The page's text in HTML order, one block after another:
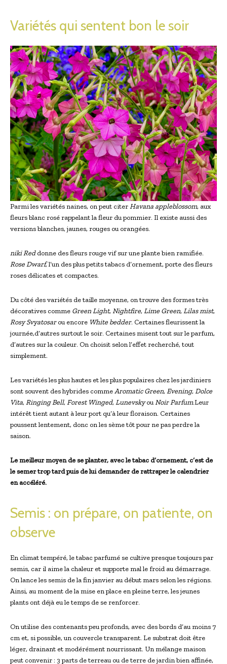
Variétés qui sentent bon le soir
Parmi les variétés naines, on peut citerHavana appleblossom, aux
fleurs blanc rosé rappelant la fleur du pommier. Il existe aussi des
versions blanches, jaunes, rouges ou orangées.
niki Reddonne des fleurs rouge vif sur une plante bien ramifiée.
Rose Dwarf, l’un des plus petits tabacs d’ornement, porte des fleurs
roses délicates et compactes.
Du côté des variétés de taille moyenne, on trouve des formes très
décoratives comme Green Light, Nightfire, Lime Green, Lilas mist,
Rosy Svyatosarou encore White bedder. Certaines fleurissent la
journée,d’autres surtout le soir. Certaines misent tout sur le parfum,
d’autres sur la couleur. On choisit selon l’effet recherché, tout
simplement.
Les variétés les plus hautes et les plus populaires chez les jardiniers
sont souvent des hybrides commeAromatic Green, Evening, Dolce
Vita, Ringing Bell, Forest Winged, LunevskyouNoir Parfum.Leur
intérêt tient autant à leur port qu’à leur floraison. Certaines
poussent lentement, donc on les sème tôt pour ne pas perdre la
saison.
Le meilleur moyen de se planter, avec le tabac d’ornement, c’est de
le semer trop tard puis de lui demander de rattraper le calendrier
en accéléré.
Semis : on prépare, on patiente, on
observe
En climat tempéré, le tabac parfumé se cultive presque toujours par
semis, car il aime la chaleur et supporte mal le froid au démarrage.
On lance les semis de la fin janvier au début mars selon les régions.
Ainsi, au moment de la mise en place en pleine terre, les jeunes
plants ont déjà eu le temps de se renforcer.
On utilise des contenants peu profonds, avec des bords d’au moins 7
cm et, si possible, un couvercle transparent. Le substrat doit être
léger, drainant et modérément nourrissant. Un mélange maison
peut convenir : 3 parts de terreau ou de terre de jardin bien affinée,